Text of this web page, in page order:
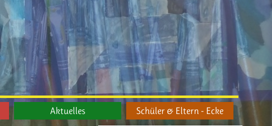
Aktuelles Schüler & Eltern - Ecke